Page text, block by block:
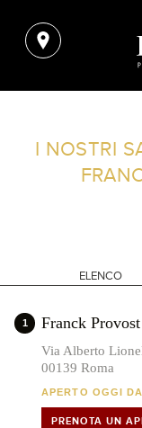
FILTRI
I NOSTRI
ELENCO
1 Franck
Via Alberto
00139 Roma
APERTO OGGI
PRENOTA UN